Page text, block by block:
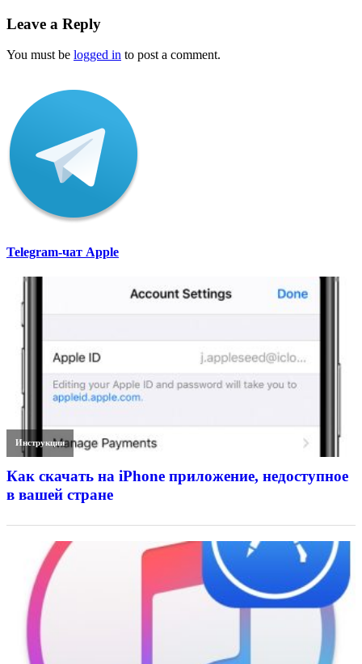
Leave a Reply
You must be logged in to post a comment.
Telegram-чат Apple
Инструкции
Как скачать на iPhone приложение, недоступное
в вашей стране